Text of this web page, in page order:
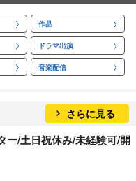
作品
ドラマ出演
音楽配信
さらに見る
ー/土日祝休み/未経験可/開